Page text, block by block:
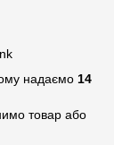
надаємо 14
товар або